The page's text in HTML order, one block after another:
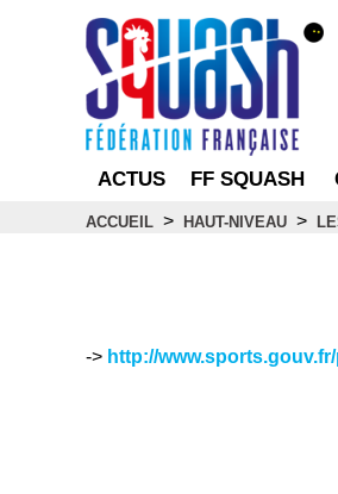
ACTUS FF SQUASH
ACCUEIL > HAUT-NIVEAU >
-> http://